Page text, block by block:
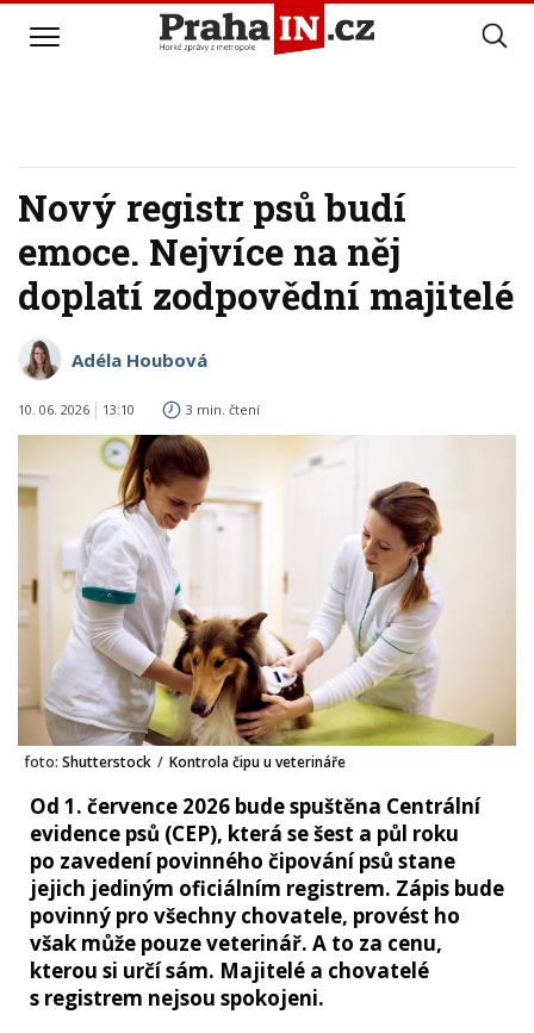
Nový registr psů budí
emoce. Nejvíce na něj
doplatí zodpovědní majitelé
Adéla Houbová
10. 06. 2026 13:10 3 min. čtení
foto: Shutterstock / Kontrola čipu u veterináře
Od 1. července 2026 bude spuštěna Centrální
evidence psů (CEP), která se šest a půl roku
po zavedení povinného čipování psů stane
jejich jediným oficiálním registrem. Zápis bude
povinný pro všechny chovatele, provést ho
však může pouze veterinář. A to za cenu,
kterou si určí sám. Majitelé a chovatelé
s registrem nejsou spokojeni.